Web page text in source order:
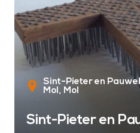
Sint-Pieter en
Mol Mol
Sint-Pieter en